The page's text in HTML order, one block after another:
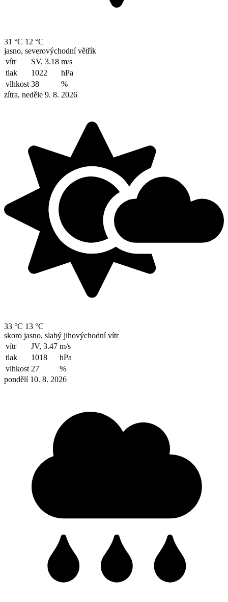
31 °C 12 °C
jasno, severovýchodní větřík
vítr
SV, 3.18 m/s
tlak
1022
hPa
vlhkost 38
%
zítra, neděle 9. 8. 2026
33 °C 13 °C
skoro jasno, slabý jihovýchodní vítr
vítr
JV, 3.47 m/s
tlak
1018
hPa
vlhkost 27
%
pondělí 10. 8. 2026